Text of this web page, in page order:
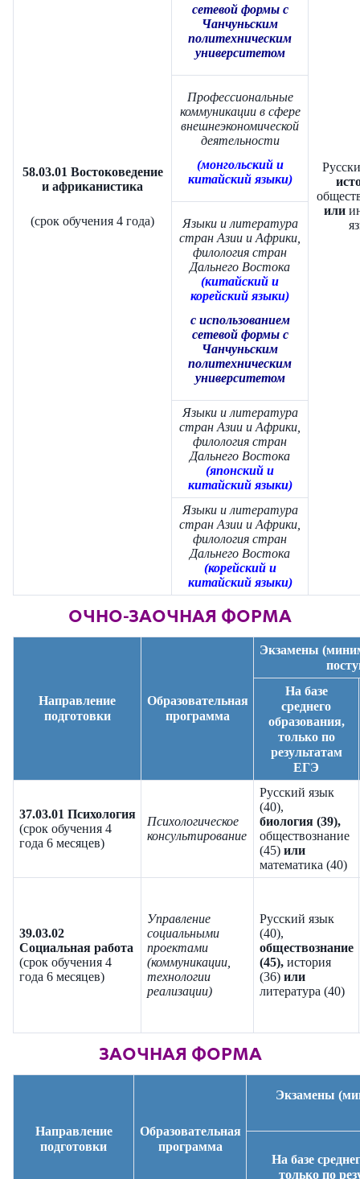
58.03.01 Востоковедение
и африканистика
(срок обучения 4 года)
или
сетевой формы с
Чанчуньским
политехническим
университетом
Профессиональные
коммуникации в сфере
внешнеэкономической
деятельности
(монгольский и
китайский языки)
Языки и литература
стран Азии и Африки,
филология стран
Дальнего Востока
(китайский и
корейский языки)
с использованием
сетевой формы с
Чанчуньским
политехническим
университетом
Языки и литература
стран Азии и Африки,
филология стран
Дальнего Востока
(японский и
китайский языки)
Языки и литература
стран Азии и Африки,
филология стран
Дальнего Востока
(корейский и
китайский языки)
ОЧНО-ЗАОЧНАЯ ФОРМА
Направление
подготовки
Образовательная
программа
Экзамены
На базе
среднего
образования,
только по
результатам
ЕГЭ
37.03.01 Психология
(срок обучения 4
года 6 месяцев)
Психологическое
консультирование
Русский язык
(40),
биология (39),
обществознание
(45) или
математика (40)
39.03.02
Социальная работа
(срок обучения 4
года 6 месяцев)
Управление
социальными
проектами
(коммуникации,
технологии
реализации)
Русский язык
(40),
обществознание
(45), история
(36) или
литература (40)
ЗАОЧНАЯ ФОРМА
Направление
подготовки
Образовательная
программа
Экзамены
На базе
только по